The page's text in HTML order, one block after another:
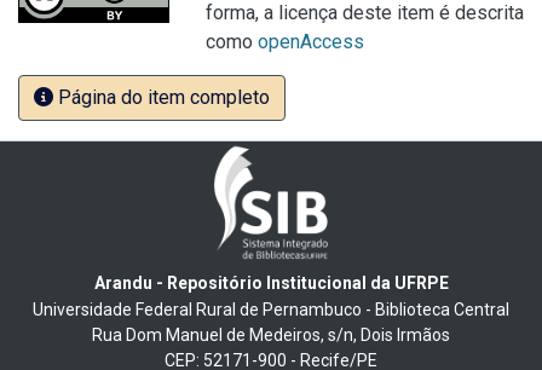
forma, a licença deste item é descrita
como openAccess
Página do item completo
Arandu - Repositório Institucional da UFRPE
Universidade Federal Rural de Pernambuco - Biblioteca Central
Rua Dom Manuel de Medeiros, s/n, Dois Irmãos
CEP: 52171-900 - Recife/PE